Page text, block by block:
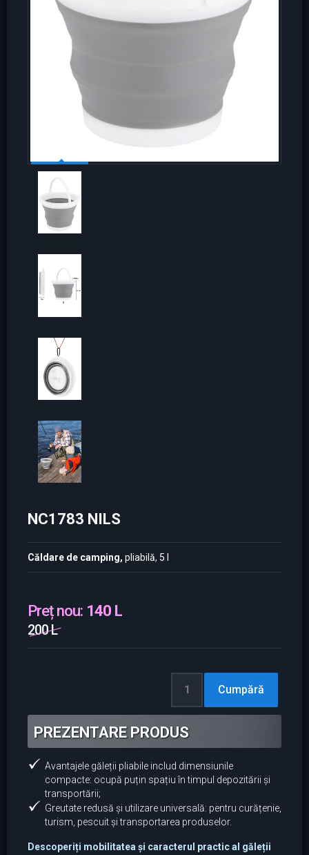
NC1783 NILS
Căldare de camping, pliabilă, 5 l
Preț nou: 140 L
200 L
PREZENTARE PRODUS
Avantajele găleții pliabile includ dimensiunile
compacte: ocupă puțin spațiu în timpul depozitării și
transportării;
Greutate redusă și utilizare universală: pentru curățenie,
turism, pescuit și transportarea produselor.
Descoperiți mobilitatea și caracterul practic al găleții